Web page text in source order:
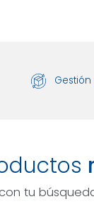
Gestión
tu